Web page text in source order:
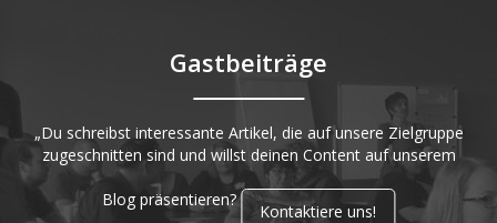
Gastbeiträge
„Du schreibst interessante Artikel, die auf unsere Zielgruppe
zugeschnitten sind und willst deinen Content auf unserem
Blog präsentieren?
Kontaktiere uns!